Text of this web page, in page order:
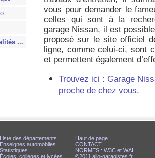
...
vous pour demander le
celles qui sont à la
garage Nissan, il est
proposé sur le site officiel
ligne, comme celui-ci, sont
et permettent également
Trouvez ici : Garage
proche de chez vous.
Liste des départements
Enseignes automobiles
Statistiques
Écoles, collèges et lycées
Haut de page
CONTACT
NORMES : W3C et WAI
©2011 allo-garagistes.fr